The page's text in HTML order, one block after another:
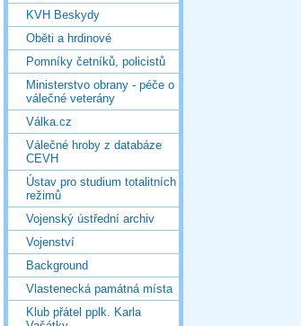
KVH Beskydy
Oběti a hrdinové
Pomníky četníků, policistů
Ministerstvo obrany - péče o
válečné veterány
Válka.cz
Válečné hroby z databáze
CEVH
Ústav pro studium totalitních
režimů
Vojenský ústřední archiv
Vojenství
Background
Vlastenecká památná místa
Klub přátel pplk. Karla